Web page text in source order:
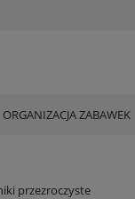
ORGANIZACJA ZABAWEK
przezroczyste